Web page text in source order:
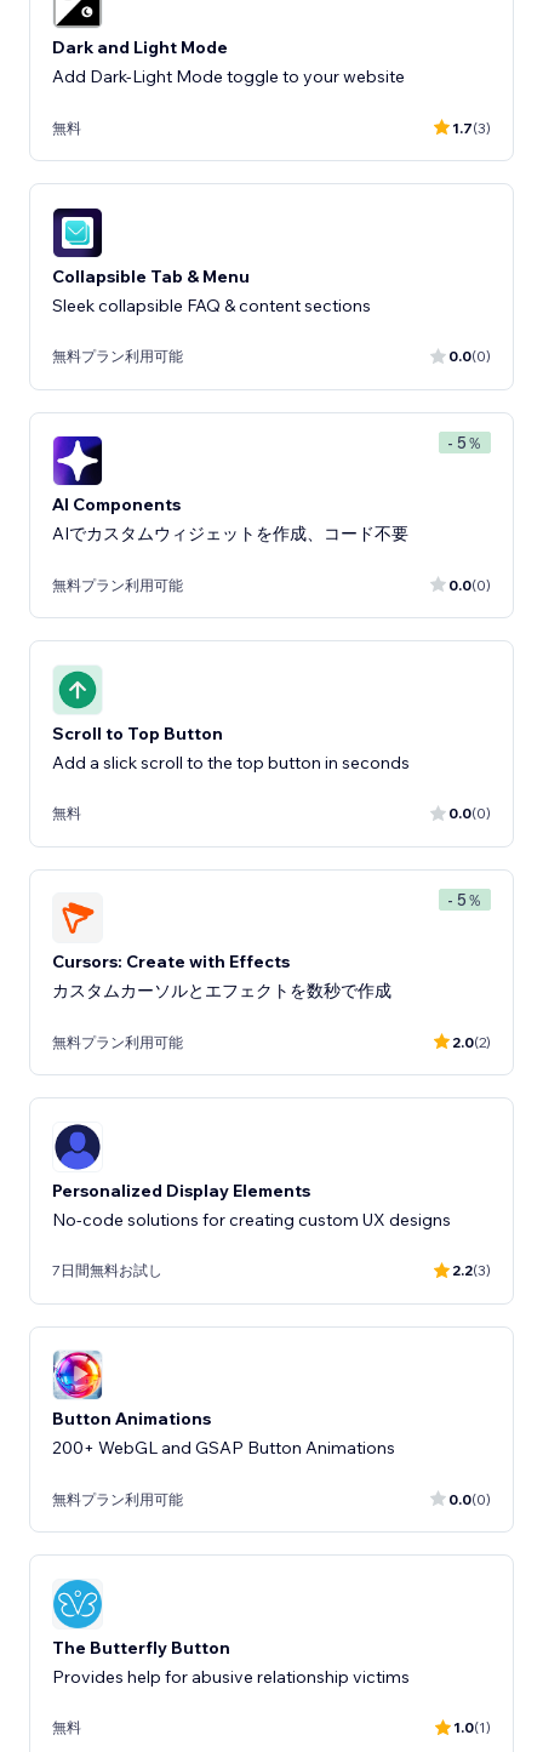
Dark and Light Mode
Add Dark-Light Mode toggle to your website
無料 1.7(3)
Collapsible Tab & Menu
Sleek collapsible FAQ & content sections
無料プラン利用可能 0.0(0)
- 5％
AI Components
AIでカスタムウィジェットを作成、コード不要
無料プラン利用可能 0.0(0)
Scroll to Top Button
Add a slick scroll to the top button in seconds
無料 0.0(0)
- 5％
Cursors: Create with Effects
カスタムカーソルとエフェクトを数秒で作成
無料プラン利用可能 2.0(2)
Personalized Display Elements
No-code solutions for creating custom UX designs
7日間無料お試し 2.2(3)
Button Animations
200+ WebGL and GSAP Button Animations
無料プラン利用可能 0.0(0)
The Butterfly Button
Provides help for abusive relationship victims
無料 1.0(1)